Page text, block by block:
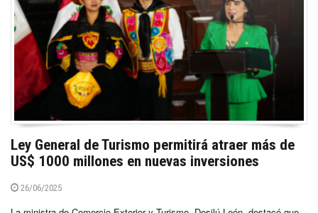
Ley General de Turismo permitirá atraer más de
US$ 1000 millones en nuevas inversiones
26/06/2025